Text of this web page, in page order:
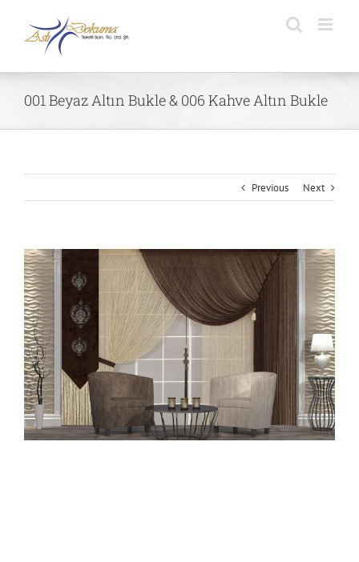
content
001 Beyaz Altın Bukle & 006 Kahve Altın Bukle
Previous Next
View
Larger
Image